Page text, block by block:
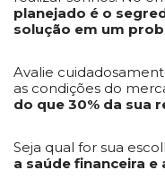
planejado é o
solução em um
Avalie
as condições do
do que 30% da sua
Seja qual for sua
a saúde financeira